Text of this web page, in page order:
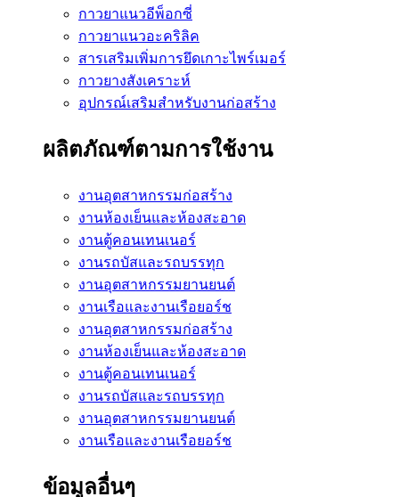
กาวยาแนวอีพ็อกซี่
กาวยาแนวอะคริลิค
สารเสริมเพิ่มการยึดเกาะไพร์เมอร์
กาวยางสังเคราะห์
อุปกรณ์เสริมสำหรับงานก่อสร้าง
ผลิตภัณฑ์ตามการใช้งาน
งานอุตสาหกรรมก่อสร้าง
งานห้องเย็นและห้องสะอาด
งานตู้คอนเทนเนอร์
งานรถบัสและรถบรรทุก
งานอุตสาหกรรมยานยนต์
งานเรือและงานเรือยอร์ช
งานอุตสาหกรรมก่อสร้าง
งานห้องเย็นและห้องสะอาด
งานตู้คอนเทนเนอร์
งานรถบัสและรถบรรทุก
งานอุตสาหกรรมยานยนต์
งานเรือและงานเรือยอร์ช
ข้อมูลอื่นๆ